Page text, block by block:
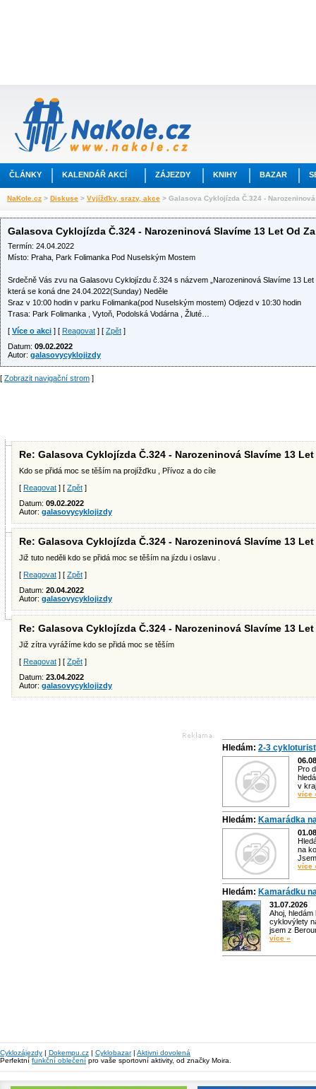
ČLÁNKY KALENDÁŘ AKCÍ ZÁJEZDY KNIHY BAZAR
NaKole.cz > Diskuse > Vyjížďky, srazy, akce > Galasova Cyklojízda Č.324 -
Galasova Cyklojízda Č.324 - Narozeninová Slavíme 13 Let Od
Termín: 24.04.2022
Místo: Praha, Park Folimanka Pod Nuselským Mostem
Srdečně Vás zvu na Galasovu Cyklojízdu č.324 s názvem „Narozeninová Slavíme 13
která se koná dne 24.04.2022(Sunday) Neděle
Sraz v 10:00 hodin v parku Folimanka(pod Nuselským mostem) Odjezd v 10:30 hodin
Trasa: Park Folimanka , Vytoň, Podolská Vodárna , Žluté…
[ Více o akci ] [ Reagovat ] [ Zpět ]
Datum: 09.02.2022
Autor: galasovycyklojizdy
[ Zobrazit navigační strom ]
Re: Galasova Cyklojízda Č.324 - Narozeninová Slavíme 13 Let
Kdo se přidá moc se těším na projížďku , Přívoz a do cíle
[ Reagovat ] [ Zpět ]
Datum: 09.02.2022
Autor: galasovycyklojizdy
Re: Galasova Cyklojízda Č.324 - Narozeninová Slavíme 13 Let
Již tuto neděli kdo se přidá moc se těším na jízdu i oslavu .
[ Reagovat ] [ Zpět ]
Datum: 20.04.2022
Autor: galasovycyklojizdy
Re: Galasova Cyklojízda Č.324 - Narozeninová Slavíme 13 Let
Již zítra vyrážíme kdo se přidá moc se těším
[ Reagovat ] [ Zpět ]
Datum: 23.04.2022
Autor: galasovycyklojizdy
Hledám: 2-3
Pro
v
více
Hledám: Kamarádka
na
více
Hledám: Kamarádku
31.07.2026
Ahoj,
cyklovýlety
jsem z
více »
Cyklozájezdy | Dokempu.cz | Cyklobazar| Aktivni dovolená
Perfektní funkční oblečení pro vaše sportovní aktivity, od značky Moira.